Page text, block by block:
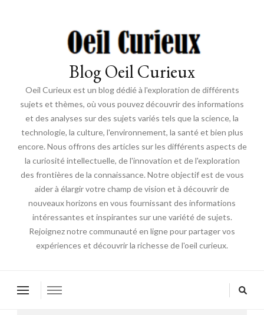
Blog Oeil Curieux
Oeil Curieux est un blog dédié à l'exploration de différents
sujets et thèmes, où vous pouvez découvrir des informations
et des analyses sur des sujets variés tels que la science, la
technologie, la culture, l'environnement, la santé et bien plus
encore. Nous offrons des articles sur les différents aspects de
la curiosité intellectuelle, de l'innovation et de l'exploration
des frontières de la connaissance. Notre objectif est de vous
aider à élargir votre champ de vision et à découvrir de
nouveaux horizons en vous fournissant des informations
intéressantes et inspirantes sur une variété de sujets.
Rejoignez notre communauté en ligne pour partager vos
expériences et découvrir la richesse de l'oeil curieux.